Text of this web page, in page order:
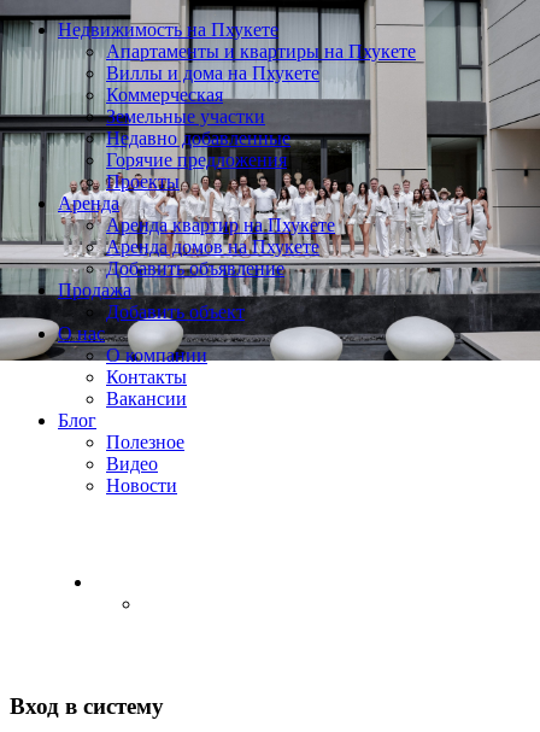
Недвижимость на Пхукете
Апартаменты и квартиры на Пхукете
Виллы и дома на Пхукете
Коммерческая
Земельные участки
Недавно добавленные
Горячие предложения
Проекты
Аренда
Аренда квартир на Пхукете
Аренда домов на Пхукете
Добавить объявление
Продажа
Добавить объект
О нас
О компании
Контакты
Вакансии
Блог
Полезное
Видео
Новости
Вход в систему